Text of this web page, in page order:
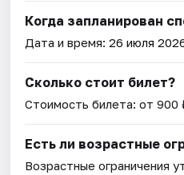
Когда запланирован
Дата и время:26 июля
Сколько стоит билет?
Стоимость билета: от 900
Есть ли возрастные
Возрастные ограничения